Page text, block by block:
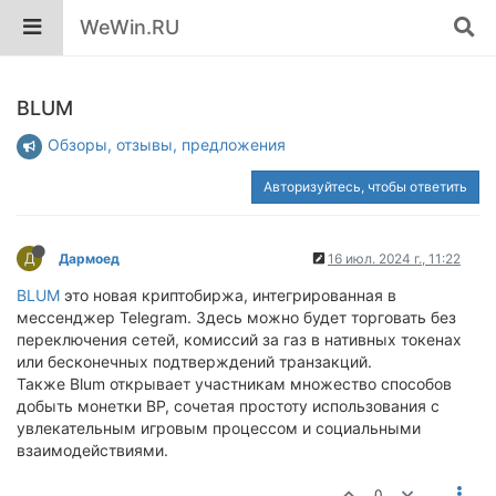
WeWin.RU
BLUM
Обзоры, отзывы, предложения
Авторизуйтесь, чтобы ответить
Д Дармоед 16 июл. 2024 г., 11:22
BLUM это новая криптобиржа, интегрированная в
мессенджер Telegram. Здесь можно будет торговать без
переключения сетей, комиссий за газ в нативных токенах
или бесконечных подтверждений транзакций.
Также Blum открывает участникам множество способов
добыть монетки BP, сочетая простоту использования с
увлекательным игровым процессом и социальными
взаимодействиями.